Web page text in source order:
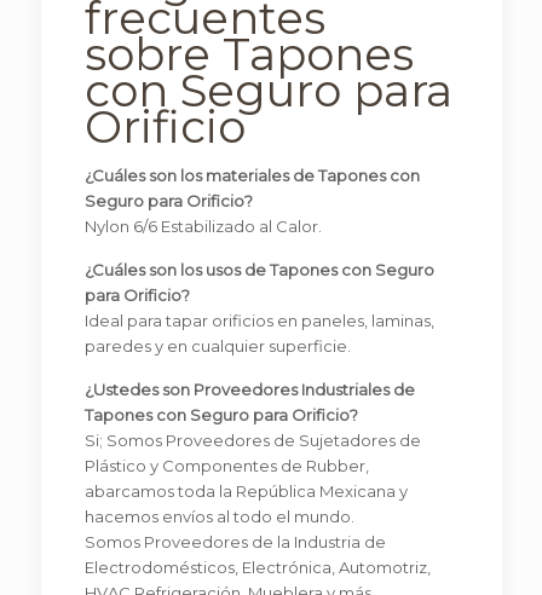
frecuentes
sobre Tapones
con Seguro para
Orificio
¿Cuáles son los materiales de Tapones con
Seguro para Orificio?
Nylon 6/6 Estabilizado al Calor.
¿Cuáles son los usos de Tapones con Seguro
para Orificio?
Ideal para tapar orificios en paneles, laminas,
paredes y en cualquier superficie.
¿Ustedes son Proveedores Industriales de
Tapones con Seguro para Orificio?
Si; Somos Proveedores de Sujetadores de
Plástico y Componentes de Rubber,
abarcamos toda la República Mexicana y
hacemos envíos al todo el mundo.
Somos Proveedores de la Industria de
Electrodomésticos, Electrónica, Automotriz,